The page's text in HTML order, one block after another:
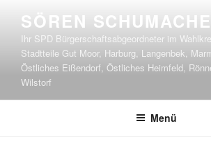
Inhalt
springen
SÖREN
Ihr SPD Bürgerschaftsabgeordneter im
Stadtteile Gut Moor, Harburg, Langenbek,
Östliches Eißendorf, Östliches Heimfeld,
Wilstorf
Menü